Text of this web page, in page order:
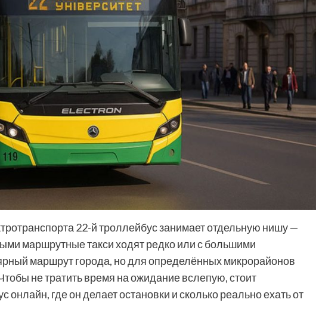
22-й троллейбус занимает отдельную нишу —
маршрутные такси ходят редко или с большими
маршрут города, но для определённых микрорайонов
не тратить время на ожидание вслепую, стоит
онлайн, где он делает остановки и сколько реально ехать от